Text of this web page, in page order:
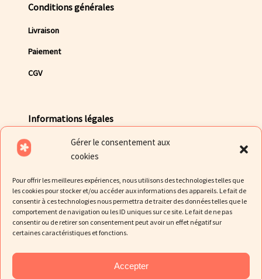
Gérer le consentement aux
cookies
Pour offrir les meilleures expériences, nous utilisons des technologies telles que
les cookies pour stocker et/ou accéder aux informations des appareils. Le fait de
consentir à ces technologies nous permettra de traiter des données telles que le
comportement de navigation ou les ID uniques sur ce site. Le fait de ne pas
consentir ou de retirer son consentement peut avoir un effet négatif sur
certaines caractéristiques et fonctions.
Accepter
Conditions générales
Livraison
Paiement
CGV
Informations légales
Mentions légales
Politique de cookies